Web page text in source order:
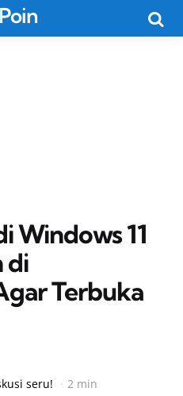
Windows 11
di
Terbuka
seru! 2 min